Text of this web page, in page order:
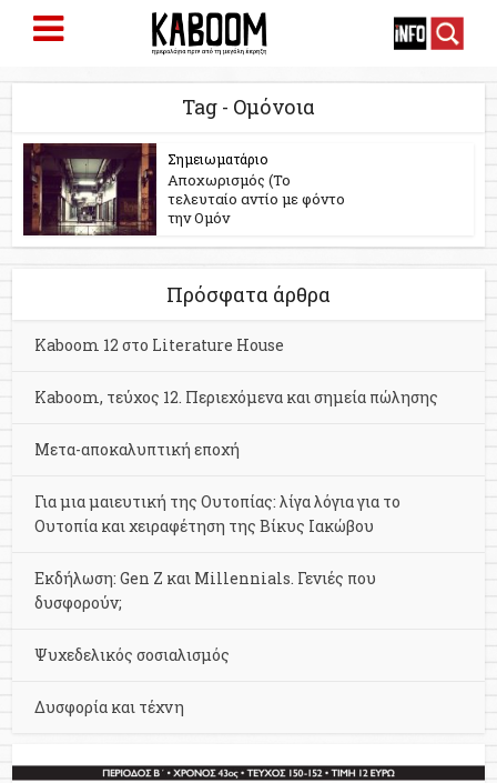
Tag - Ομόνοια
Σημειωματάριο
Αποχωρισμός (Το
τελευταίο αντίο με φόντο
την Ομόν
Πρόσφατα άρθρα
Kaboom 12 στο Literature House
Kaboom, τεύχος 12. Περιεχόμενα και σημεία πώλησης
Μετα-αποκαλυπτική εποχή
Για μια μαιευτική της Ουτοπίας: λίγα λόγια για το
Ουτοπία και χειραφέτηση της Βίκυς Ιακώβου
Εκδήλωση: Gen Z και Millennials. Γενιές που
δυσφορούν;
Ψυχεδελικός σοσιαλισμός
Δυσφορία και τέχνη